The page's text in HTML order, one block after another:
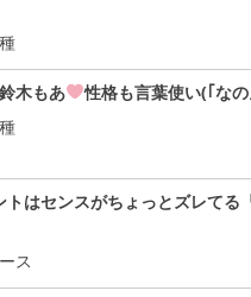
木もあ
性格も言葉使い(｢な
はセンスがちょっとズレてる
ス